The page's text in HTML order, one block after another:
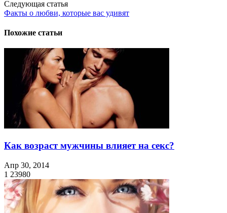
Следующая статья
Факты о любви, которые вас удивят
Похожие статьи
Как возраст мужчины влияет на секс?
Апр 30, 2014
1 23980